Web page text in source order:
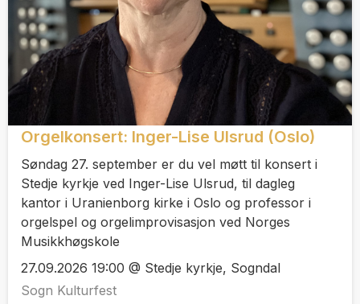
Orgelkonsert: Inger-Lise Ulsrud (Oslo)
Søndag 27. september er du vel møtt til konsert i
Stedje kyrkje ved Inger-Lise Ulsrud, til dagleg
kantor i Uranienborg kirke i Oslo og professor i
orgelspel og orgelimprovisasjon ved Norges
Musikkhøgskole
27.09.2026 19:00 @ Stedje kyrkje, Sogndal
Sogn Kulturfest